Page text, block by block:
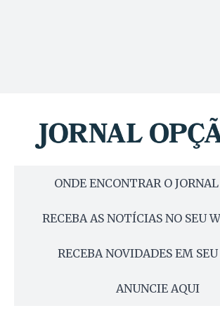
ONDE ENCONTRAR O
RECEBA AS NOTÍCIAS NO SEU
RECEBA NOVIDADES EM
ANUNCIE AQUI